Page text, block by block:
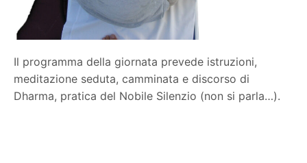
Il programma della giornata prevede istruzioni,
meditazione seduta, camminata e discorso di
Dharma, pratica del Nobile Silenzio (non si parla…).